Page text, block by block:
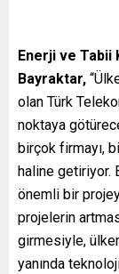
Enerji ve Tabii
Bayraktar,
olan Türk
noktaya
birçok firmayı,
haline getiriyor.
önemli bir
projelerin
girmesiyle,
yanında